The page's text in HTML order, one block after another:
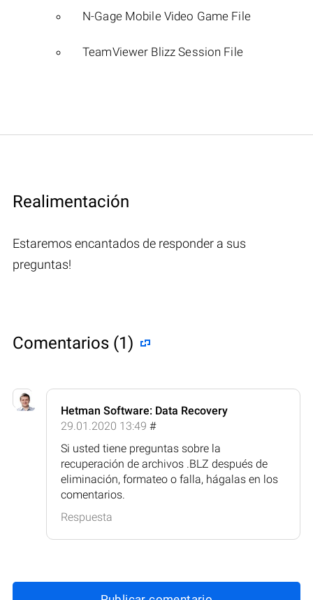
N-Gage Mobile Video Game File
TeamViewer Blizz Session File
Realimentación
Estaremos encantados de responder a sus
preguntas!
Comentarios (1)
Hetman Software: Data Recovery
29.01.2020 13:49 #
Si usted tiene preguntas sobre la
recuperación de archivos .BLZ después de
eliminación, formateo o falla, hágalas en los
comentarios.
Respuesta